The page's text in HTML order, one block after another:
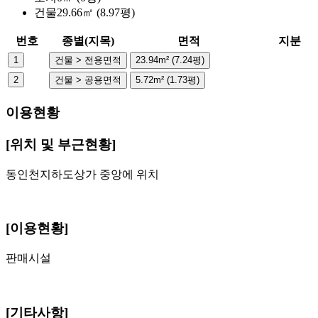
건물29.66㎡ (8.97평)
번호 종별(지목) 면적 지분
1 건물 > 전용면적
23.94m² (7.24평)
2
건물 > 공용면적 5.72m² (1.73평)
이용현황
[위치 및 부근현황]
동인천지하도상가 중앙에 위치
[이용현황]
판매시설
[기타사항]